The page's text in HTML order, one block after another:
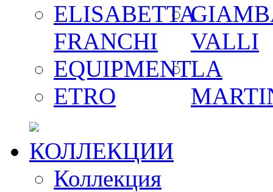
ELISABETTA
FRANCHI
EQUIPMENT
ETRO
VALLI
LA
КОЛЛЕКЦИИ
Коллекция